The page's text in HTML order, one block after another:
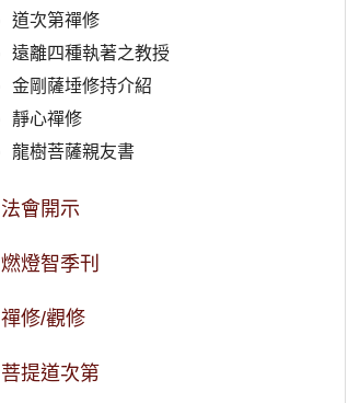
道次第禪修
遠離四種執著之教授
金剛薩埵修持介紹
靜心禪修
龍樹菩薩親友書
法會開示
燃燈智季刊
禪修/觀修
菩提道次第